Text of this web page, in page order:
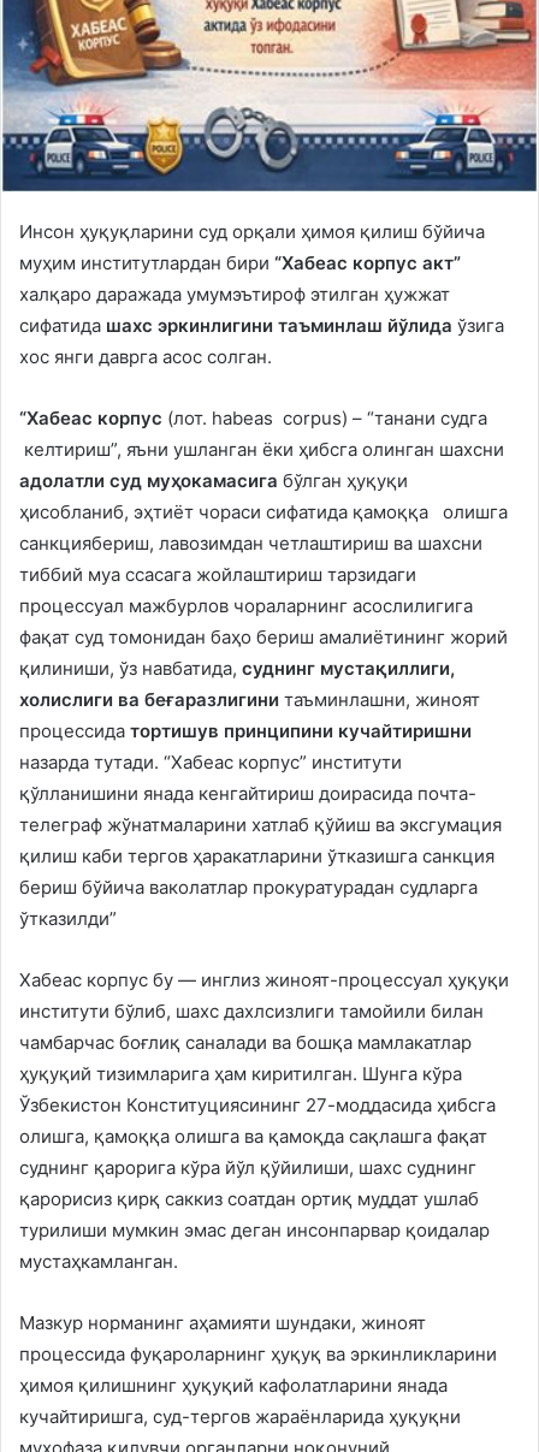
Инсон ҳуқуқларини суд орқали ҳимоя қилиш бўйича
муҳим институтлардан бири “Хабеас корпус акт”
халқаро даражада умумэътироф этилган ҳужжат
сифатида шахс эркинлигини таъминлаш йўлида ўзига
хос янги даврга асос солган.
“Хабеас корпус (лот. hаbeаs соrрus) – “танани судга
келтириш”, яъни ушланган ёки ҳибсга олинган шахсни
адолатли суд муҳокамасига бўлган ҳуқуқи
ҳисобланиб, эҳтиёт чораси сифатида қамоққа олишга
санкциябериш, лавозимдан четлаштириш ва шахсни
тиббий муа ссасага жойлаштириш тарзидаги
процессуал мажбурлов чораларнинг асослилигига
фақат суд томонидан баҳо бериш амалиётининг жорий
қилиниши, ўз навбатида, суднинг мустақиллиги,
холислиги ва беғаразлигини таъминлашни, жиноят
процессида тортишув принципини кучайтиришни
назарда тутади. “Хабеас корпус” институти
қўлланишини янада кенгайтириш доирасида почта-
телеграф жўнатмаларини хатлаб қўйиш ва эксгумация
қилиш каби тергов ҳаракатларини ўтказишга санкция
бериш бўйича ваколатлар прокуратурадан судларга
ўтказилди”
Хабеас корпус бу — инглиз жиноят-процессуал ҳуқуқи
институти бўлиб, шахс дахлсизлиги тамойили билан
чамбарчас боғлиқ саналади ва бошқа мамлакатлар
ҳуқуқий тизимларига ҳам киритилган. Шунга кўра
Ўзбекистон Конституциясининг 27-моддасида ҳибсга
олишга, қамоққа олишга ва қамоқда сақлашга фақат
суднинг қарорига кўра йўл қўйилиши, шахс суднинг
қарорисиз қирқ саккиз соатдан ортиқ муддат ушлаб
турилиши мумкин эмас деган инсонпарвар қоидалар
мустаҳкамланган.
Мазкур норманинг аҳамияти шундаки, жиноят
процессида фуқароларнинг ҳуқуқ ва эркинликларини
ҳимоя қилишнинг ҳуқуқий кафолатларини янада
кучайтиришга, суд-тергов жараёнларида ҳуқуқни